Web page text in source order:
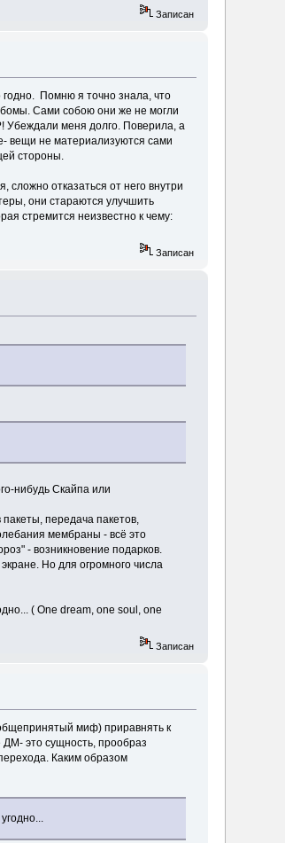
Записан
годно. Помню я точно знала, что
Сами собою они же не могли
Убеждали меня долго. Поверила, а
вещи не материализуются сами
стороны.
сложно отказаться от него внутри
они стараются улучшить
стремится неизвестно к чему:
Записан
нибудь Скайпа или
передача пакетов,
мембраны - всё это
- возникновение подарков.
Но для огромного числа
( One dream, one soul, one
Записан
миф) приравнять к
это сущность, прообраз
Каким образом